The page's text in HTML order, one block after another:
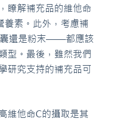
瞭解補充品的維他命
養素。此外，考慮補
還是粉末——都應該
型。最後，雖然我們
研究支持的補充品可
維他命C的攝取是其